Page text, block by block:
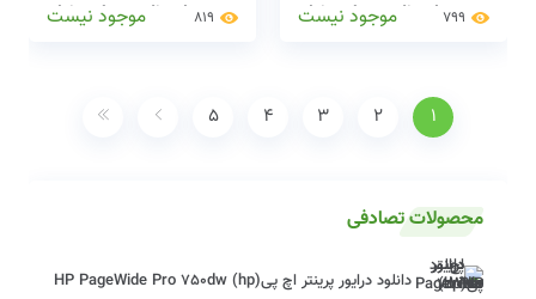
پارادایم(visual paradigm)
799 موجود نیست
پارادایم(visual paradigm)
819 موجود نیست
1
2
3
4
5
محصولات تصادفی
دانلود درایور پرینتر اچ پی(hp) HP PageWide Pro 750dw